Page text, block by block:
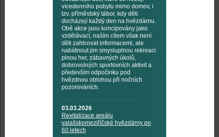
vícedenního pobytu mimo domov, i
tzv. příměstský tábor, kdy děti
docházejí každý den na hvězdárnu.
Obě akce jsou koncipovány jako
vzdělávací, naším cílem však není
děti zahlcovat informacemi, ale
nabídnout jim smysluplnou rekreaci
plnou her, zábavných úkolů,
dobrovolných sportovních aktivit a
především odpočinku pod
hvězdnou oblohou při nočních
pozorováních.
03.03.2026
Revitalizace areálu
valašskomeziříčské hvězdárny po
60 letech